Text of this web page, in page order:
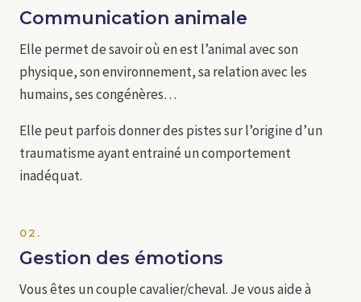
Communication animale
Elle permet de savoir où en est l’animal avec son
physique, son environnement, sa relation avec les
humains, ses congénères…
Elle peut parfois donner des pistes sur l’origine d’un
traumatisme ayant entrainé un comportement
inadéquat.
02.
Gestion des émotions
Vous êtes un couple cavalier/cheval. Je vous aide à